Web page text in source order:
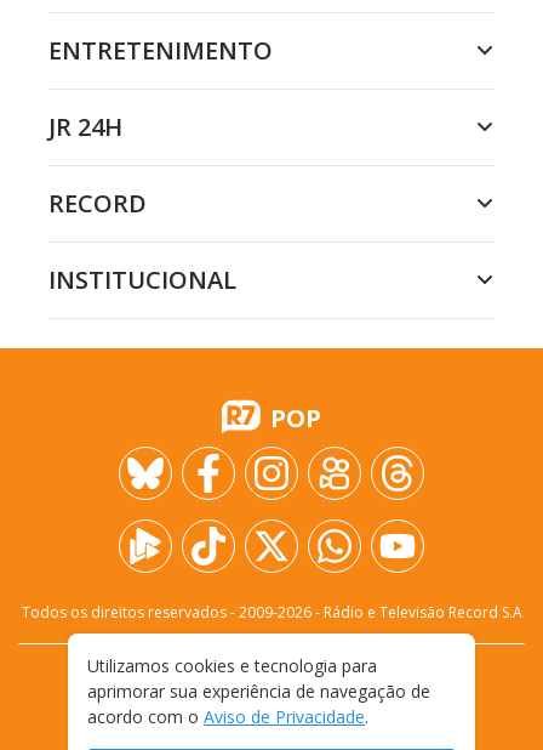
ENTRETENIMENTO
JR 24H
RECORD
INSTITUCIONAL
POP
Todos os direitos reservados - 2009-2026- Rádio e Televisão Record S.A
FALE CONOSCO
PRIVACIDADE
TERMOS E CONDIÇÕES DE USO
Utilizamos cookies e tecnologia para
aprimorar sua experiência de navegação de
acordo com o Aviso de Privacidade.